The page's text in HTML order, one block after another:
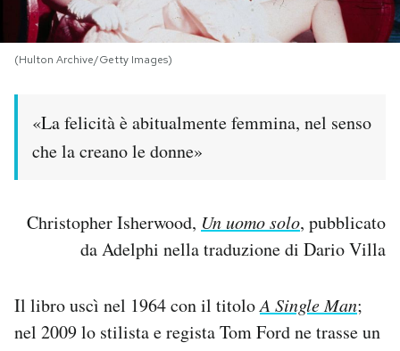
PODCAST
I MIEI PREFERITI
AREA PERSONALE
(Hulton Archive/Getty Images)
«La felicità è abitualmente femmina, nel senso
che la creano le donne»
Christopher Isherwood, Un uomo solo, pubblicato
da Adelphi nella traduzione di Dario Villa
Il libro uscì nel 1964 con il titoloA Single Man;
nel 2009 lo stilista e regista Tom Ford ne trasse un